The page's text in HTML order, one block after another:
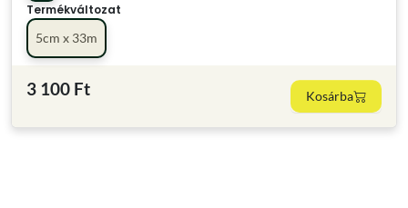
Termékváltozat
5cm x 33m
3 100 Ft Kosárba